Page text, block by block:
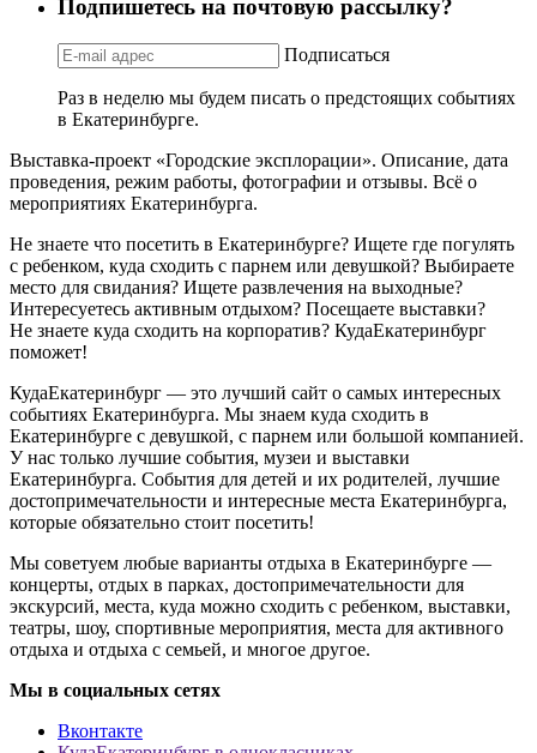
Подпишетесь на почтовую рассылку?
Подписаться
Раз в неделю мы будем писать о предстоящих событиях
в Екатеринбурге.
Выставка-проект «Городские эксплорации». Описание, дата
проведения, режим работы, фотографии и отзывы. Всё о
мероприятиях Екатеринбурга.
Не знаете что посетить в Екатеринбурге? Ищете где погулять
с ребенком, куда сходить с парнем или девушкой? Выбираете
место для свидания? Ищете развлечения на выходные?
Интересуетесь активным отдыхом? Посещаете выставки?
Не знаете куда сходить на корпоратив? КудаЕкатеринбург
поможет!
КудаЕкатеринбург — это лучший сайт о самых интересных
событиях Екатеринбурга. Мы знаем куда сходить в
Екатеринбурге с девушкой, с парнем или большой компанией.
У нас только лучшие события, музеи и выставки
Екатеринбурга. События для детей и их родителей, лучшие
достопримечательности и интересные места Екатеринбурга,
которые обязательно стоит посетить!
Мы советуем любые варианты отдыха в Екатеринбурге —
концерты, отдых в парках, достопримечательности для
экскурсий, места, куда можно сходить с ребенком, выставки,
театры, шоу, спортивные мероприятия, места для активного
отдыха и отдыха с семьей, и многое другое.
Мы в социальных сетях
Вконтакте